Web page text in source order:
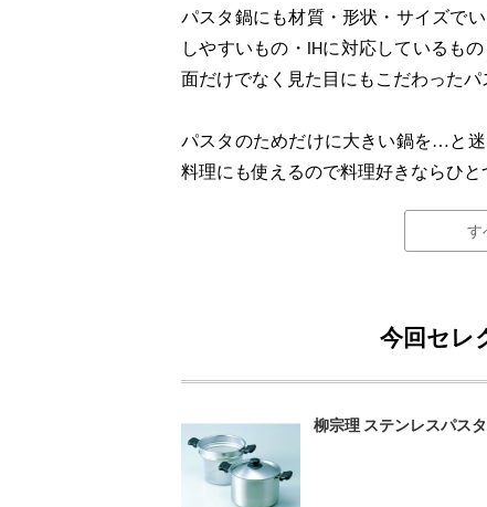
パスタ鍋にも材質・形状・サイズで
しやすいもの・IHに対応しているも
面だけでなく見た目にもこだわったパ
パスタのためだけに大きい鍋を…と
料理にも使えるので料理好きならひと
す
今回セレ
柳宗理 ステンレスパス